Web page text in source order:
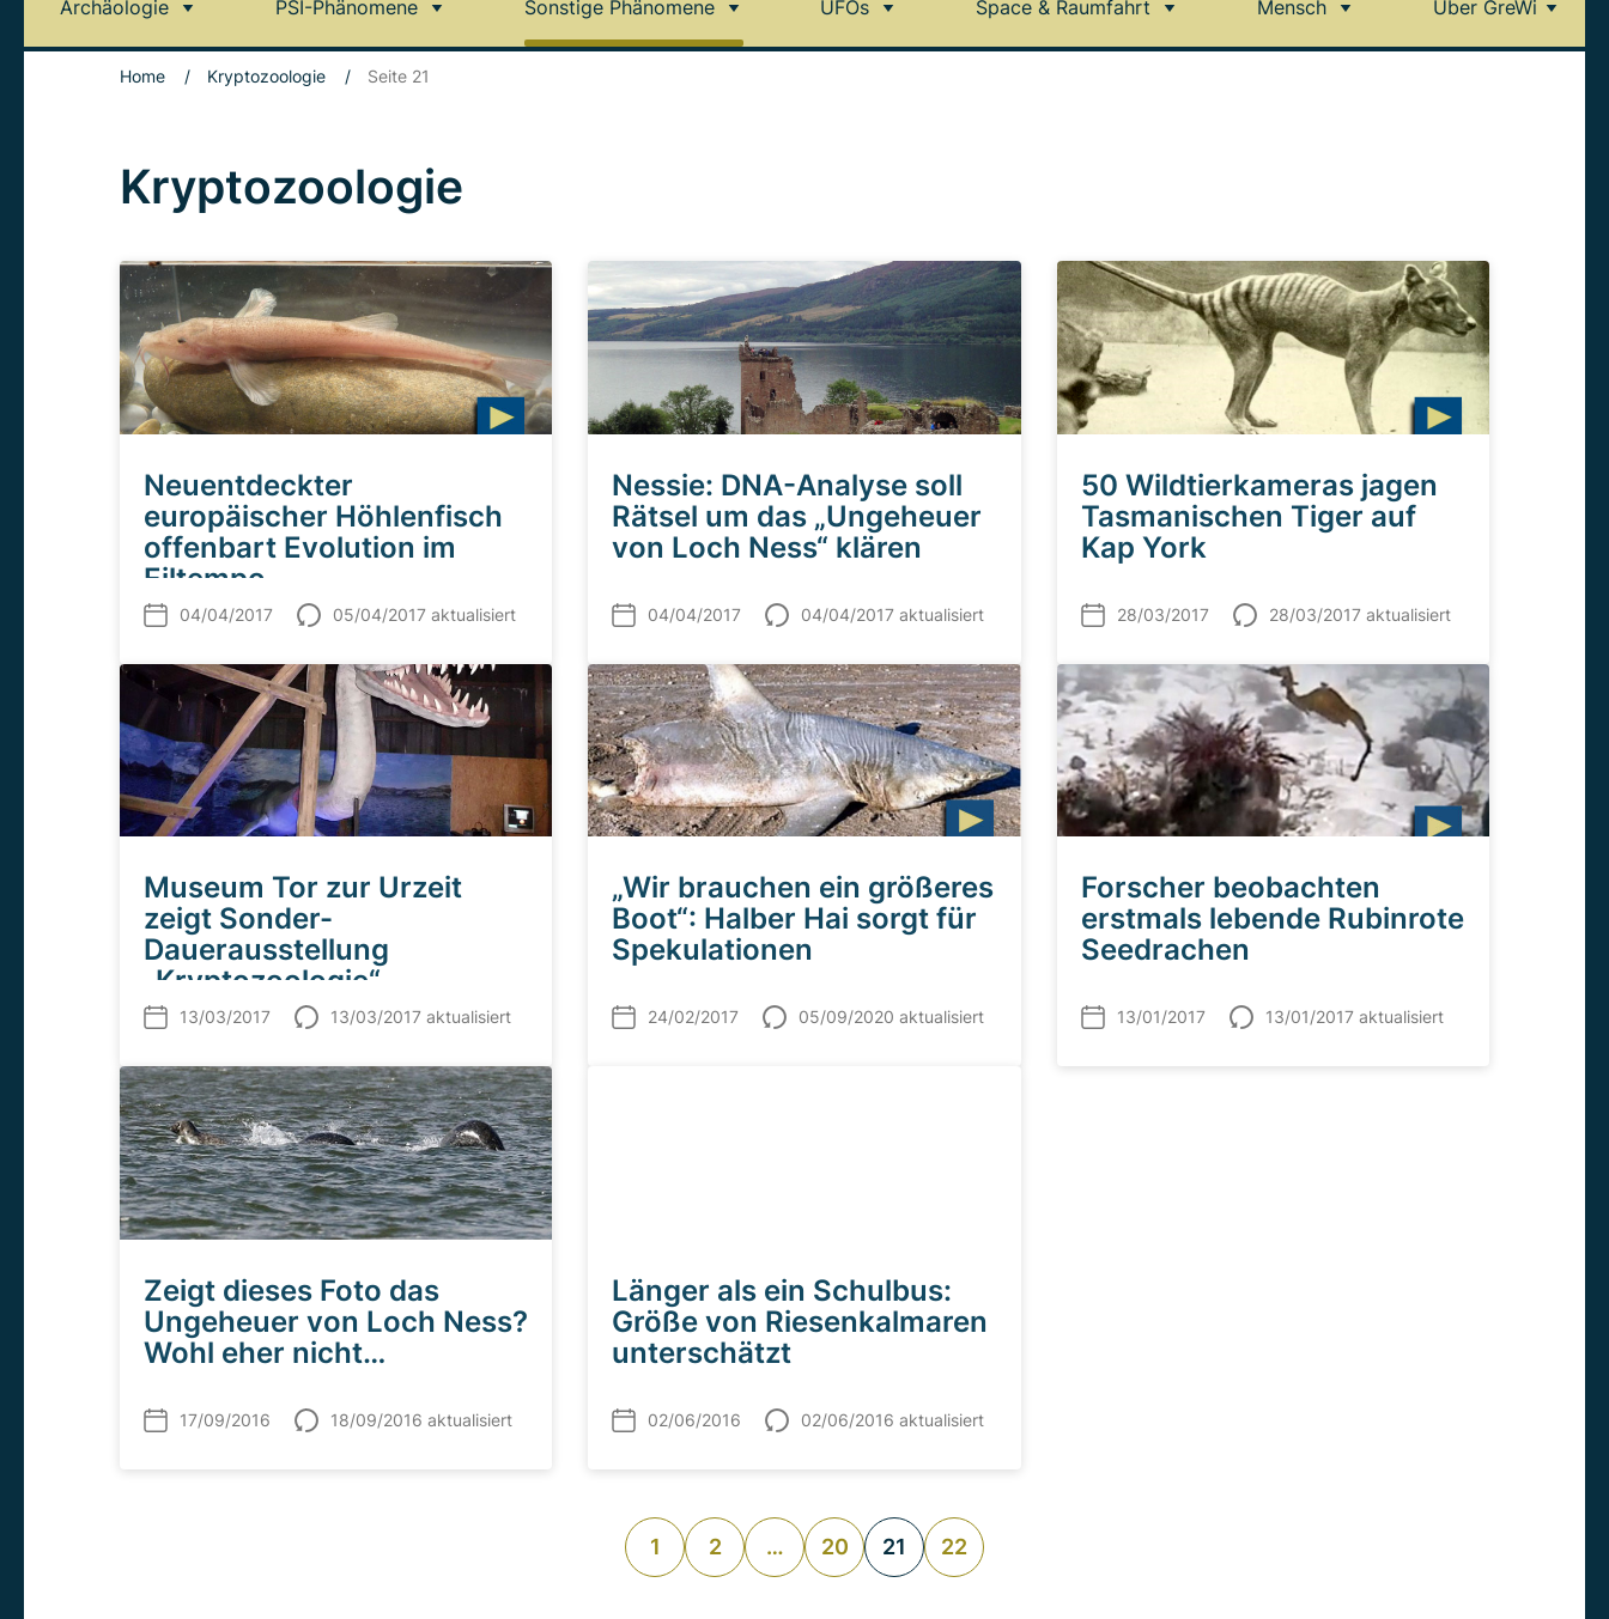
Archäologie PSI-Phänomene Sonstige Phänomene UFOs Space & Raumfahrt Mensch Über GreWi
Home / Kryptozoologie / Seite 21
Kryptozoologie
Neuentdeckter
europäischer Höhlenfisch
offenbart Evolution im
Eiltempo
04/04/2017 05/04/2017 aktualisiert
Nessie: DNA-Analyse soll
Rätsel um das „Ungeheuer
von Loch Ness“ klären
04/04/2017 04/04/2017 aktualisiert
50 Wildtierkameras jagen
Tasmanischen Tiger auf
Kap York
28/03/2017 28/03/2017 aktualisiert
Museum Tor zur Urzeit
zeigt Sonder-
Dauerausstellung
„Kryptozoologie“
13/03/2017 13/03/2017 aktualisiert
„Wir brauchen ein größeres
Boot“: Halber Hai sorgt für
Spekulationen
24/02/2017 05/09/2020 aktualisiert
Forscher beobachten
erstmals lebende Rubinrote
Seedrachen
13/01/2017 13/01/2017 aktualisiert
Zeigt dieses Foto das
Ungeheuer von Loch Ness?
Wohl eher nicht…
17/09/2016 18/09/2016 aktualisiert
Länger als ein Schulbus:
Größe von Riesenkalmaren
unterschätzt
02/06/2016 02/06/2016 aktualisiert
1 2 … 20 21 22